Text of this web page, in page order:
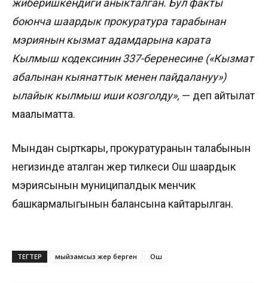
жиберишкендиги аныкталган. Бул факты
боюнча шаардык прокуратура тарабынан
мэриянын кызмат адамдарына карата
Кылмыш кодексинин 337-беренесине («Кызмат
абалынан кыянаттык менен пайдалануу»)
ылайык кылмыш иши козголду», — деп айтылат
маалыматта.
Мындан сырткары, прокуратуранын талабынын
негизинде аталган жер тилкеси Ош шаардык
мэриясынын муниципалдык менчик
башкармалыгынын балансына кайтарылган.
ТЕГТЕР мыйзамсыз жер берген Ош